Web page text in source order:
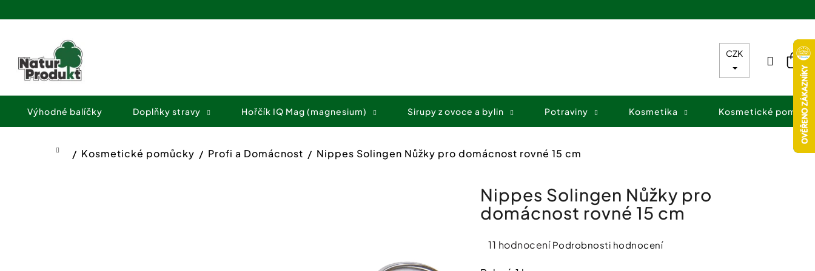
na
Výhodné balíčky Doplňky stravy Hořčík IQ Mag (magnesium) Sirupy z ovoce a bylin Potraviny Kosmetika Kosmetické
CZK
Domů
Kosmetické pomůcky Profi a Domácnost Nippes Solingen Nůžky pro domácnost rovné 15 cm
Průměrné
11 hodnocení Podrobnosti hodnocení
Nippes Solingen Nůžky pro
domácnost rovné 15 cm
o
obchodu
obchodu
HLEDAT